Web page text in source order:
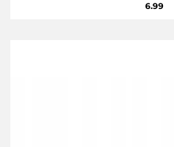
6.99